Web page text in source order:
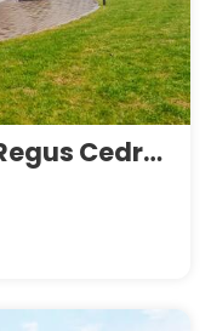
Flexible workspace in Regus Cedrus Offices